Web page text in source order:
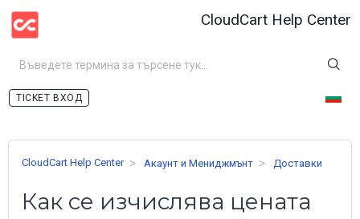
CloudCart Help Center
ВХОД
CloudCart Help Center Акаунт и Мениджмънт Доставки
Как се изчислява цената